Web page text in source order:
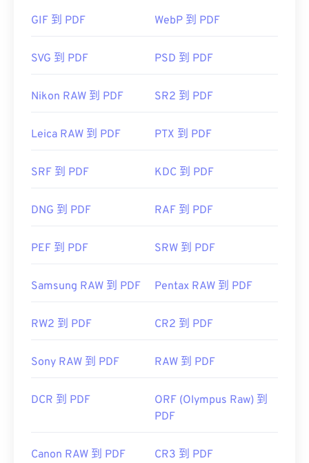
大多數網頁瀏覽器，如 Chrome 和 Firefox，都能直
開啟 PDF 檔案非常方便。如果你想要更高級的功
初始發布日期：
1993年6月15日
https://acrobat.adobe.com/us/en/why-
GIF 到 PDF WebP 到 PDF
SVG 到 PDF PSD 到 PDF
Nikon RAW 到 PDF SR2 到 PDF
Leica RAW 到 PDF PTX 到 PDF
SRF 到 PDF KDC 到 PDF
DNG 到 PDF RAF 到 PDF
PEF 到 PDF SRW 到 PDF
Samsung RAW 到 PDF Pentax RAW 到 PDF
RW2 到 PDF CR2 到 PDF
Sony RAW 到 PDF RAW 到 PDF
DCR 到 PDF
ORF (Olympus Raw) 到
PDF
Canon RAW 到 PDF CR3 到 PDF